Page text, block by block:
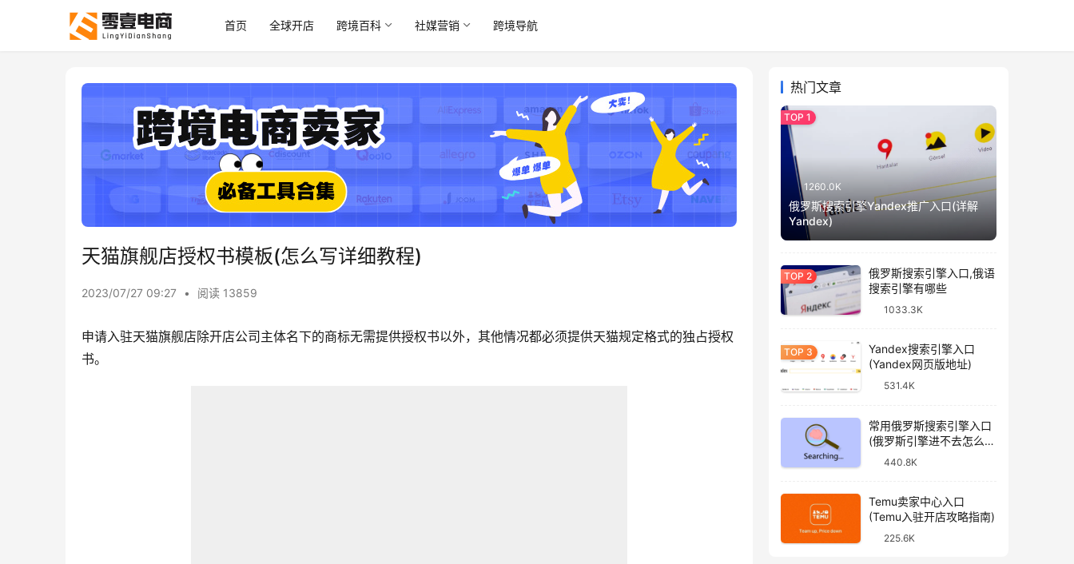
首页 全球开店 跨境百科 社媒营销 跨境导航
天猫旗舰店授权书模板(怎么写详细教程)
2023/07/27 09:27 • 阅读 13859
申请入驻天猫旗舰店除开店公司主体名下的商标无需提供授权书以外，其他情况都必须提供天猫规定格式的独占授权
书。
热门文章
1260.0K
俄罗斯搜索引擎Yandex推广入口(详解
Yandex)
俄罗斯搜索引擎入口,俄语
搜索引擎有哪些
1033.3K
Yandex搜索引擎入口
(Yandex网页版地址)
531.4K
常用俄罗斯搜索引擎入口
(俄罗斯引擎进不去怎么
440.8K
Temu卖家中心入口
(Temu入驻开店攻略指南)
225.6K